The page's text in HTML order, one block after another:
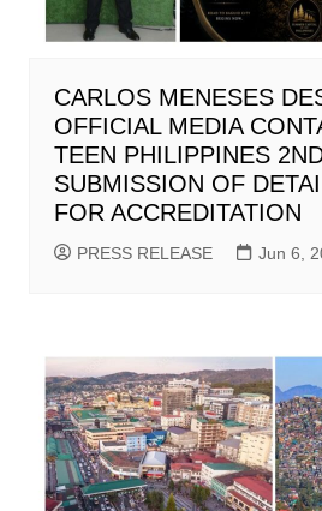
CARLOS MENESES
OFFICIAL MEDIA
TEEN PHILIPPINES
SUBMISSION OF
FOR ACCREDITATION
PRESS RELEASE Jun 6,